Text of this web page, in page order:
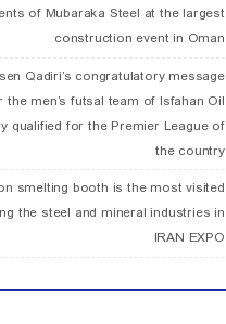
of Mubaraka Steel at the largest
construction event in Oman
Qadiri’s congratulatory message
the men’s futsal team of Isfahan Oil
qualified for the Premier League of
the country
smelting booth is the most visited
the steel and mineral industries in
IRAN EXPO